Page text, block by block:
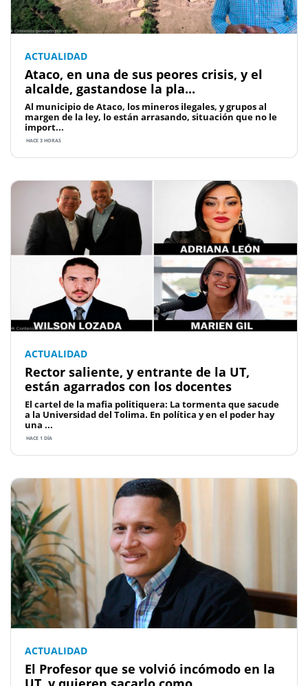
ACTUALIDAD
Ataco, en una de sus peores crisis, y el
alcalde, gastandose la pla...
Al municipio de Ataco, los mineros ilegales, y grupos al
margen de la ley, lo están arrasando, situación que no le
import...
HACE 3 HORAS
ACTUALIDAD
Rector saliente, y entrante de la UT,
están agarrados con los docentes
El cartel de la mafia politiquera: La tormenta que sacude
a la Universidad del Tolima. En política y en el poder hay
una ...
HACE 1 DÍA
ACTUALIDAD
El Profesor que se volvió incómodo en la